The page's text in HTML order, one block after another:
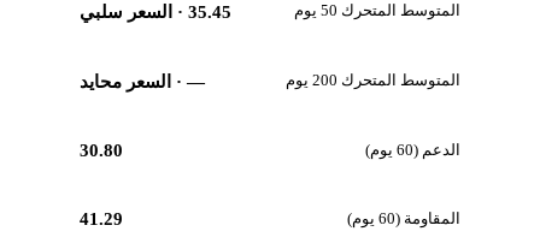
المتوسط المتحرك 50 يوم 35.45· السعر سلبي
المتوسط المتحرك 200 يوم —· السعر محايد
الدعم (60 يوم) 30.80
المقاومة (60 يوم) 41.29